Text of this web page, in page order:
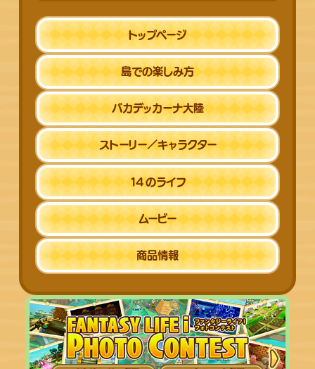
トップページ
島での楽しみ方
バカデッカーナ大陸
ストーリー／キャラクター
14 のライフ
ムービー
商品情報